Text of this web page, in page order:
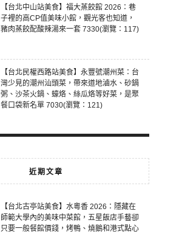
【台北中山站美食】福大蒸餃館 2026：巷
子裡的高CP值美味小館，觀光客也知道，
豬肉蒸餃配酸辣湯來一套 7330(瀏覽：117)
【台北民權西路站美食】永豐號潮州菜：台
灣少見的潮州汕頭菜，帶來道地滷水、砂鍋
粥、沙茶火鍋、蠔烙、絲瓜烙等好菜，是聚
餐口袋新名單 7030(瀏覽：121)
近期文章
【台北古亭站美食】水粵香 2026：隱藏在
師範大學內的美味中菜館，五星飯店手藝卻
只要一般餐館價錢，烤鴨、燒鵝和港式點心